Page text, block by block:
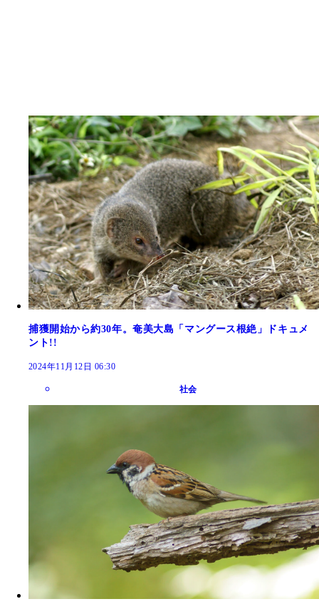
捕獲開始から約30年。奄美大島「マングース根絶」ドキュメ
ント!!
2024年11月12日 06:30
社会